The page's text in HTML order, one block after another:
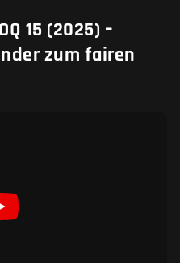
15 (2025) –
zum fairen